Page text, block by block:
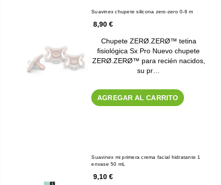
Suavinex chupete silicona zero-zero 0-6 m
8,90 €
Chupete ZERØ.ZERØ™ tetina
fisiológica Sx Pro Nuevo chupete
ZERØ.ZERØ™ para recién nacidos,
su pr…
AGREGAR AL CARRITO
Suavinex mi primera crema facial hidratante 1
envase 50 mL
9,10 €